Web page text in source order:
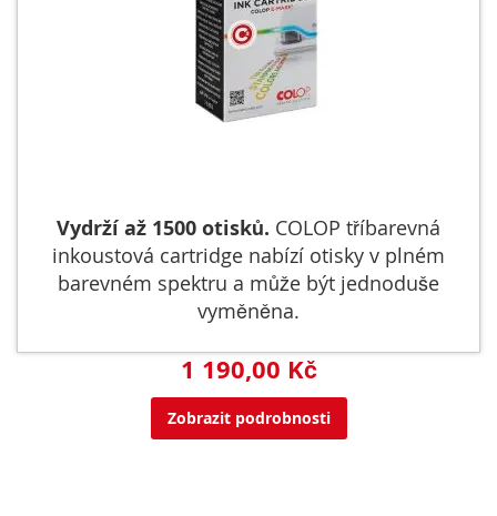
Vydrží až 1500 otisků. COLOP tříbarevná
inkoustová cartridge nabízí otisky v plném
barevném spektru a může být jednoduše
vyměněna.
1 190,00 Kč
Zobrazit podrobnosti